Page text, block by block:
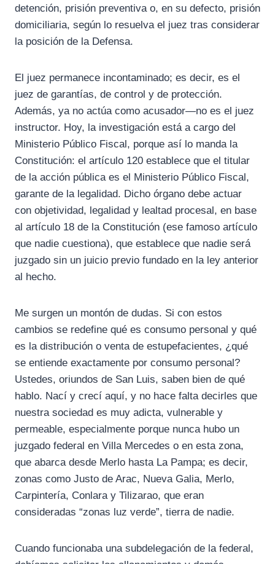
detención, prisión preventiva o, en su defecto, prisión
domiciliaria, según lo resuelva el juez tras considerar
la posición de la Defensa.
El juez permanece incontaminado; es decir, es el
juez de garantías, de control y de protección.
Además, ya no actúa como acusador—no es el juez
instructor. Hoy, la investigación está a cargo del
Ministerio Público Fiscal, porque así lo manda la
Constitución: el artículo 120 establece que el titular
de la acción pública es el Ministerio Público Fiscal,
garante de la legalidad. Dicho órgano debe actuar
con objetividad, legalidad y lealtad procesal, en base
al artículo 18 de la Constitución (ese famoso artículo
que nadie cuestiona), que establece que nadie será
juzgado sin un juicio previo fundado en la ley anterior
al hecho.
Me surgen un montón de dudas. Si con estos
cambios se redefine qué es consumo personal y qué
es la distribución o venta de estupefacientes, ¿qué
se entiende exactamente por consumo personal?
Ustedes, oriundos de San Luis, saben bien de qué
hablo. Nací y crecí aquí, y no hace falta decirles que
nuestra sociedad es muy adicta, vulnerable y
permeable, especialmente porque nunca hubo un
juzgado federal en Villa Mercedes o en esta zona,
que abarca desde Merlo hasta La Pampa; es decir,
zonas como Justo de Arac, Nueva Galia, Merlo,
Carpintería, Conlara y Tilizarao, que eran
consideradas “zonas luz verde”, tierra de nadie.
Cuando funcionaba una subdelegación de la federal,